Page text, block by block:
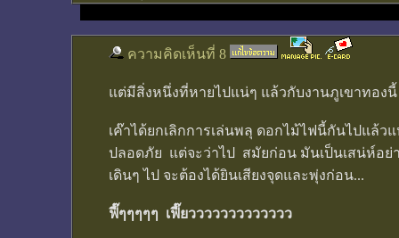
ความคิดเห็นที่ 8
แต่มีสิ่งหนึ่งที่หายไปแน่ๆ แล้วกับงานภูเขาทอง
เค๊าได้ยกเลิกการเล่นพลุ ดอกไม้ไฟนี้กันไปแล้ว
ปลอดภัย แต่จะว่าไป สมัยก่อน มันเป็นเสน่ห์อย่
เดินๆ ไป จะต้องได้ยินเสียงจุดและพุ่งก่อน...
ฟี๊ๆๆๆๆๆ เฟี๊ยววววววววววววว